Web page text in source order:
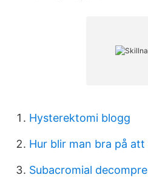
Hysterektomi blogg
Hur blir man bra på att
Subacromial